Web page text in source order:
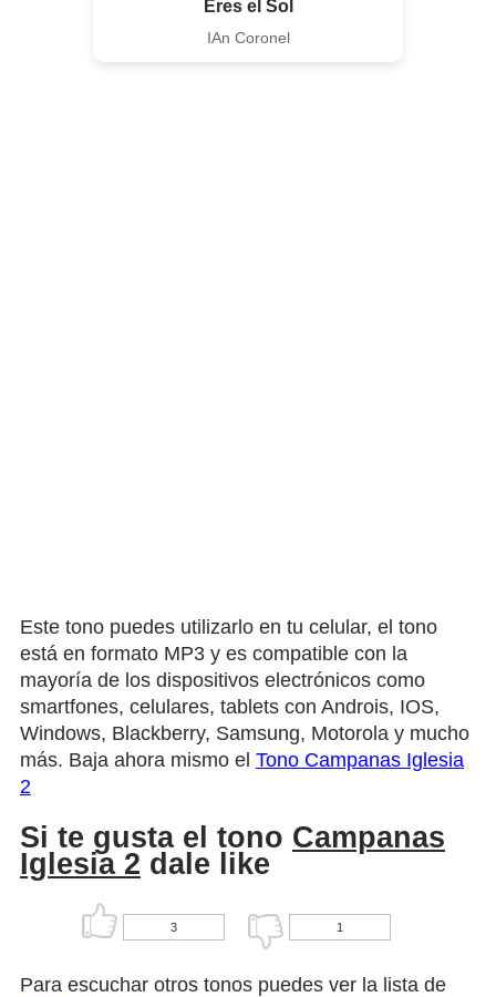
Eres el Sol
IAn Coronel
Este tono puedes utilizarlo en tu celular, el tono
está en formato MP3 y es compatible con la
mayoría de los dispositivos electrónicos como
smartfones, celulares, tablets con Androis, IOS,
Windows, Blackberry, Samsung, Motorola y mucho
más. Baja ahora mismo el Tono Campanas Iglesia
2
Si te gusta el tono Campanas
Iglesia 2 dale like
3 1
Para escuchar otros tonos puedes ver la lista de